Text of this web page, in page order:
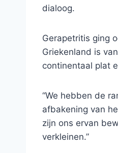
dialoog.
Gerapetritis ging
Griekenland is
continentaal plat
“We hebben de
afbakening van
zijn ons ervan
verkleinen.”